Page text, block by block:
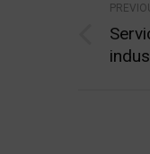
post: